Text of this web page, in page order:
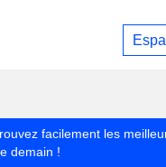
facilement les
demain !